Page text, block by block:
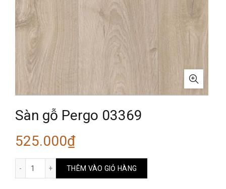
Sàn gỗ Pergo 03369
525.000₫
Sàn gỗ Pergo 03369 số lượng
THÊM VÀO GIỎ HÀNG